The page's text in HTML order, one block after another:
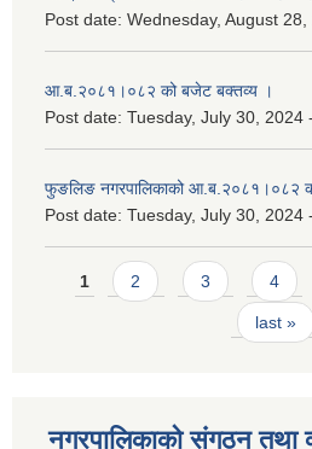
Post date: Wednesday, August
आ.ब.२०८१।०८२ को बजेट बक्तव्य ।
Post date: Tuesday, July 30, 2024
फुङलिङ नगरपालिकाको आ.ब.२०८१।०८२
Post date: Tuesday, July 30, 2024
Pages
1 2 3 4
last »
नगरपालिकाको संगठन तथा